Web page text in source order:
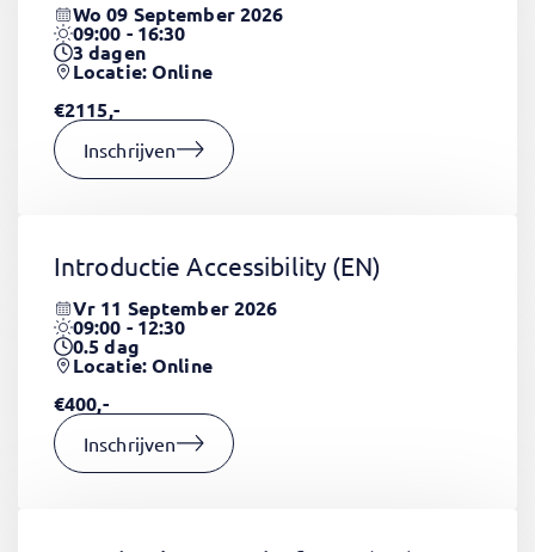
Wo 09 September 2026
09:00 - 16:30
3dagen
Locatie: Online
€2115,-
Inschrijven
Introductie Accessibility (EN)
Vr 11 September 2026
09:00 - 12:30
0.5dag
Locatie: Online
€400,-
Inschrijven